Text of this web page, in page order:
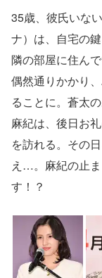
35歳、彼氏いな
ナ）は、自宅の
隣の部屋に住ん
偶然通りかかり
ることに。蒼太
麻紀は、後日お
を訪れる。その
え…。麻紀の止
す！？